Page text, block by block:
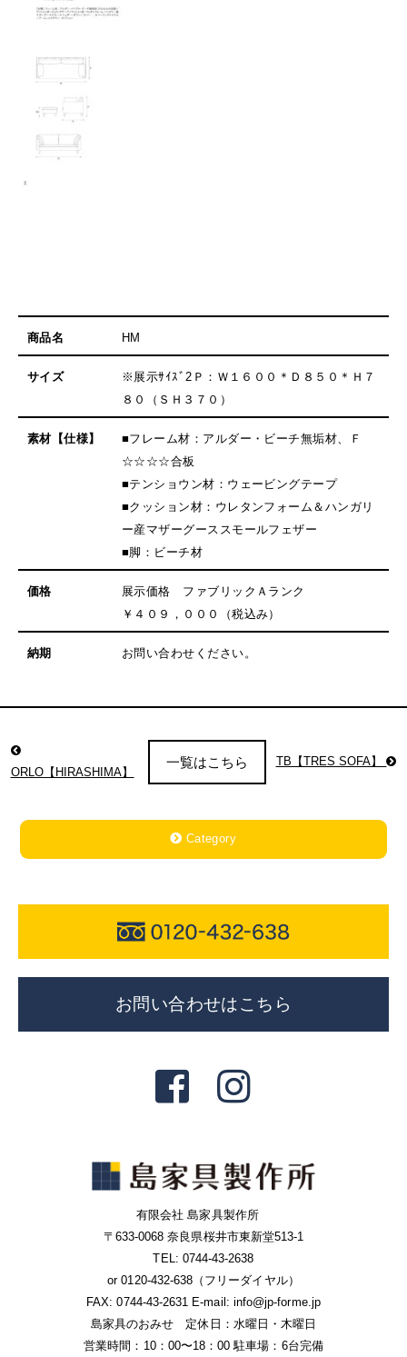
商品名 HM
サイズ
※展示ｻｲｽﾞ2Ｐ：Ｗ１６００＊Ｄ８５０＊Ｈ７
８０（ＳＨ３７０）
素材【仕様】
■フレーム材：アルダー・ビーチ無垢材、Ｆ
☆☆☆☆合板
■テンショウン材：ウェービングテープ
■クッション材：ウレタンフォーム＆ハンガリ
ー産マザーグーススモールフェザー
■脚：ビーチ材
価格
展示価格 ファブリックＡランク
￥４０９，０００（税込み）
納期 お問い合わせください。
ORLO【HIRASHIMA】
一覧はこちら TB【TRES SOFA】
Category
お問い合わせはこちら
有限会社 島家具製作所
〒633-0068 奈良県桜井市東新堂513-1
TEL: 0744-43-2638
or 0120-432-638（フリーダイヤル）
FAX: 0744-43-2631 E-mail: info@jp-forme.jp
島家具のおみせ 定休日：水曜日・木曜日
営業時間：10：00〜18：00 駐車場：6台完備